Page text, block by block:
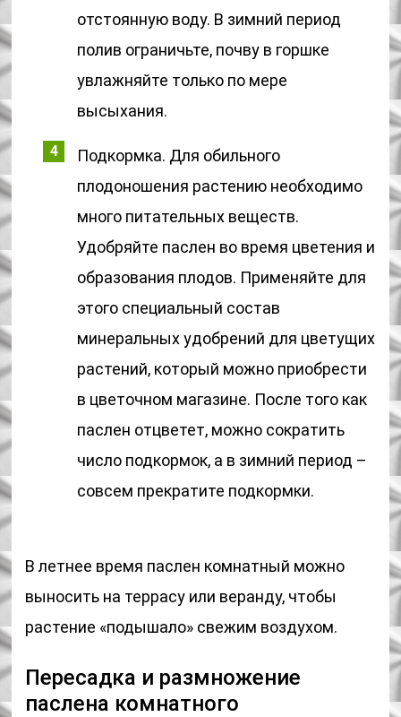
отстоянную воду. В зимний период
полив ограничьте, почву в горшке
увлажняйте только по мере
высыхания.
Подкормка. Для обильного
плодоношения растению необходимо
много питательных веществ.
Удобряйте паслен во время цветения и
образования плодов. Применяйте для
этого специальный состав
минеральных удобрений для цветущих
растений, который можно приобрести
в цветочном магазине. После того как
паслен отцветет, можно сократить
число подкормок, а в зимний период –
совсем прекратите подкормки.
В летнее время паслен комнатный можно
выносить на террасу или веранду, чтобы
растение «подышало» свежим воздухом.
Пересадка и размножение
паслена комнатного